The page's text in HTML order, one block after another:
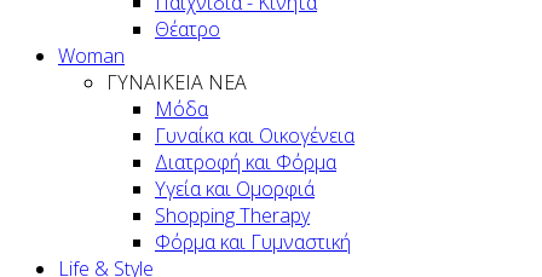
Θέατρο
Woman
ΓΥΝΑΙΚΕΙΑ ΝΕΑ
Μόδα
Γυναίκα και Οικογένεια
Διατροφή και Φόρμα
Υγεία και Ομορφιά
Shopping Therapy
Φόρμα και Γυμναστική
Life & Style